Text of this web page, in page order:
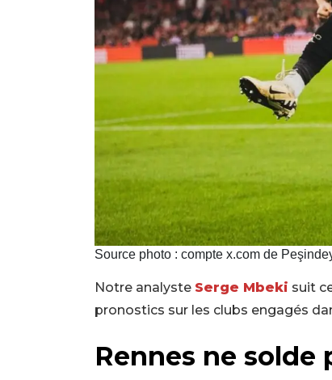
Source photo : compte x.com de
Notre analyste Serge Mbeki suit
pronostics sur les clubs engagés
Rennes ne solde